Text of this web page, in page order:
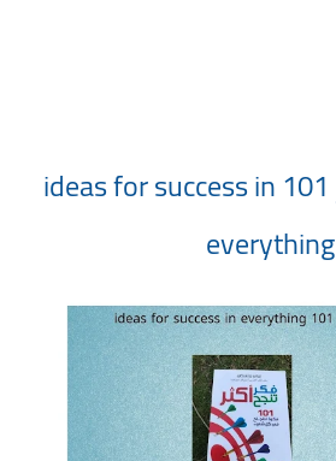
فكر تنجح اكثر 101 ideas for success in
everything